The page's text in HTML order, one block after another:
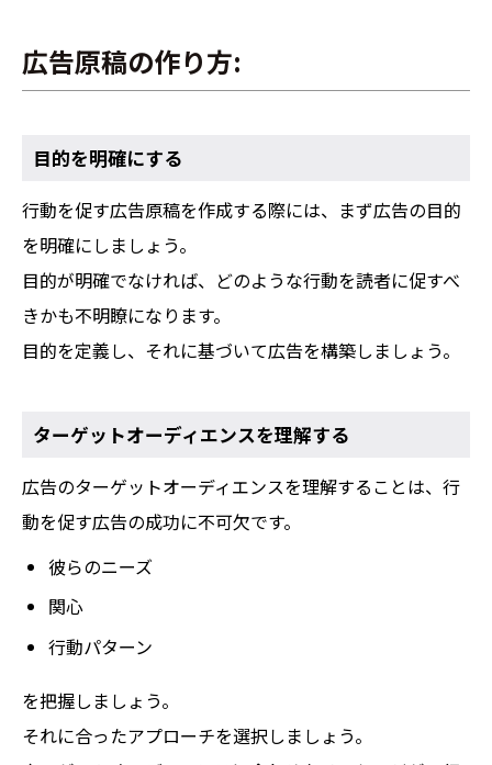
広告原稿の作り方:
目的を明確にする
行動を促す広告原稿を作成する際には、まず広告の目的
を明確にしましょう。
目的が明確でなければ、どのような行動を読者に促すべ
きかも不明瞭になります。
目的を定義し、それに基づいて広告を構築しましょう。
ターゲットオーディエンスを理解する
広告のターゲットオーディエンスを理解することは、行
動を促す広告の成功に不可欠です。
彼らのニーズ
関心
行動パターン
を把握しましょう。
それに合ったアプローチを選択しましょう。